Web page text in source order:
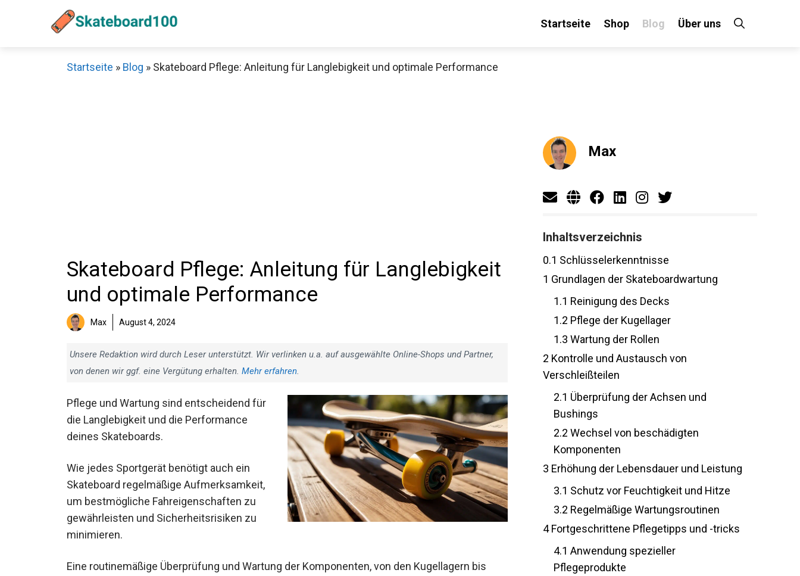
Startseite Shop Blog Über uns
Startseite » Blog » Skateboard Pflege: Anleitung für Langlebigkeit und optimale Performance
Skateboard Pflege: Anleitung für Langlebigkeit
und optimale Performance
Max August 4, 2024
Unsere Redaktion wird durch Leser unterstützt. Wir verlinken u.a. auf ausgewählte Online-Shops und Partner,
von denen wir ggf. eine Vergütung erhalten. Mehr erfahren.
Pflege und Wartung sind entscheidend für
die Langlebigkeit und die Performance
deines Skateboards.
Wie jedes Sportgerät benötigt auch ein
Skateboard regelmäßige Aufmerksamkeit,
um bestmögliche Fahreigenschaften zu
gewährleisten und Sicherheitsrisiken zu
minimieren.
Eine routinemäßige Überprüfung und Wartung der Komponenten, von den Kugellagern bis
Max
Inhaltsverzeichnis
0.1Schlüsselerkenntnisse
Grundlagen der Skateboardwartung
1.1Reinigung des Decks
1.2Pflege der Kugellager
1.3Wartung der Rollen
Kontrolle und Austausch von
Verschleißteilen
2.1Überprüfung der Achsen und
Bushings
2.2Wechsel von beschädigten
Komponenten
Erhöhung der Lebensdauer und Leistung
3.1Schutz vor Feuchtigkeit und Hitze
3.2Regelmäßige Wartungsroutinen
Fortgeschrittene Pflegetipps und -tricks
4.1Anwendung spezieller
Pflegeprodukte
Schaue dir jetzt die meistverkauften Produkte im Sale bei Decathlon an!